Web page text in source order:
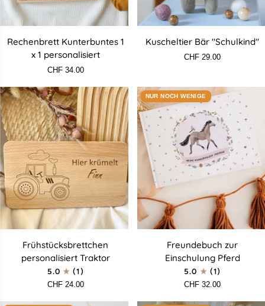
Rechenbrett
Kunterbuntes
1
personalisiert
Rechenbrett Kunterbuntes 1
x 1 personalisiert
CHF 34.00
Kuscheltier
"Schulkind"
Kuscheltier Bär "Schulkind"
CHF 29.00
Frühstücksbrettchen
personalisiert
Traktor
Frühstücksbrettchen
personalisiert Traktor
5.0
(1)
CHF 24.00
NUR NOCH WENIGE
FreundebuchFreundebuch zur
Einschulung Pferd
5.0
(1)
CHF 32.00